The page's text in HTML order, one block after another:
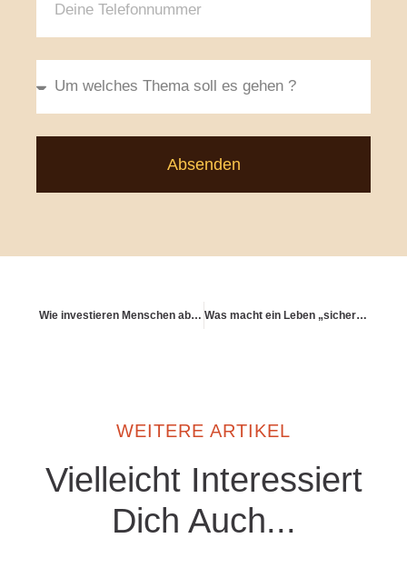
Absenden
Wie investieren Menschen ab 50 – und warum anders? Was macht ein Leben „sicher“ – über Zahlen hinaus?
WEITERE ARTIKEL
Vielleicht Interessiert
Dich Auch...